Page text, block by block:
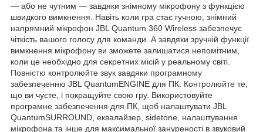
— або не чутним — завдяки знімному мікрофону з функцією
швидкого вимкнення. Навіть коли гра стає гучною, знімний
напрямний мікрофон JBL Quantum 360 Wireless забезпечує
чіткість вашого голосу для команди. А завдяки зручній функції
вимкнення мікрофону ви зможете залишатися непомітним,
коли це необхідно для секретних місій у реальному світі.
Повністю контролюйте звук завдяки програмному
забезпеченню JBL QuantumENGINE для ПК. Контролюйте те,
що ви чуєте, і покращуйте свою гру. Використовуйте
програмне забезпечення для ПК, щоб налаштувати JBL
QuantumSURROUND, еквалайзер, sidetone, налаштування
мікрофона та інше для максимальної зануреності в звуковий